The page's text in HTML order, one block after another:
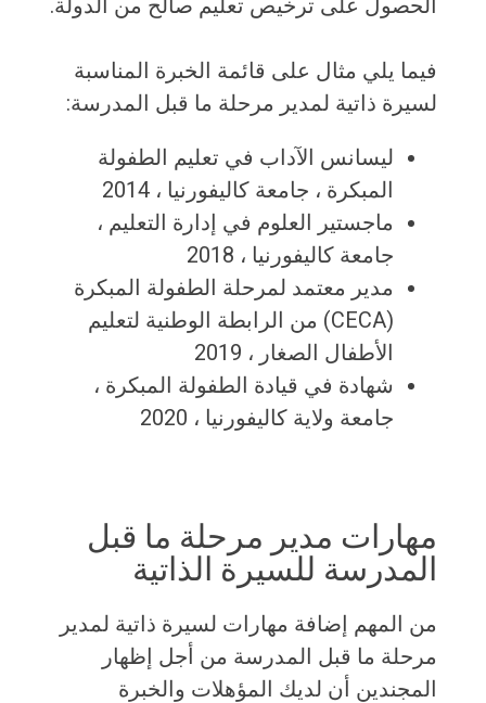
الحصول على ترخيص تعليم صالح من الدولة.
فيما يلي مثال على قائمة الخبرة المناسبة
لسيرة ذاتية لمدير مرحلة ما قبل المدرسة:
ليسانس الآداب في تعليم الطفولة
المبكرة ، جامعة كاليفورنيا ، 2014
ماجستير العلوم في إدارة التعليم ،
جامعة كاليفورنيا ، 2018
مدير معتمد لمرحلة الطفولة المبكرة
(CECA) من الرابطة الوطنية لتعليم
الأطفال الصغار ، 2019
شهادة في قيادة الطفولة المبكرة ،
جامعة ولاية كاليفورنيا ، 2020
مهارات مدير مرحلة ما قبل
المدرسة للسيرة الذاتية
من المهم إضافة مهارات لسيرة ذاتية لمدير
مرحلة ما قبل المدرسة من أجل إظهار
المجندين أن لديك المؤهلات والخبرة